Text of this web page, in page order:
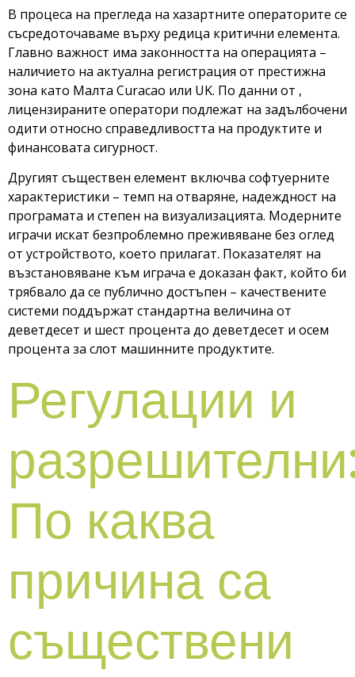
В процеса на прегледа на хазартните операторите се
съсредоточаваме върху редица критични елемента.
Главно важност има законността на операцията –
наличието на актуална регистрация от престижна
зона като Малта Curacao или UK. По данни от ,
лицензираните оператори подлежат на задълбочени
одити относно справедливостта на продуктите и
финансовата сигурност.
Другият съществен елемент включва софтуерните
характеристики – темп на отваряне, надеждност на
програмата и степен на визуализацията. Модерните
играчи искат безпроблемно преживяване без оглед
от устройството, което прилагат. Показателят на
възстановяване към играча е доказан факт, който би
трябвало да се публично достъпен – качествените
системи поддържат стандартна величина от
деветдесет и шест процента до деветдесет и осем
процента за слот машинните продуктите.
Регулации и
По каква
причина са
съществени